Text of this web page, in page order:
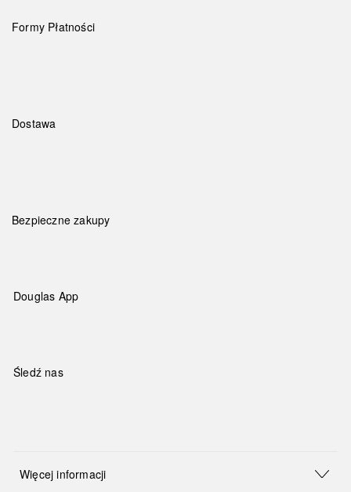
Formy Płatności
Dostawa
Bezpieczne zakupy
Douglas App
Śledź nas
Więcej informacji